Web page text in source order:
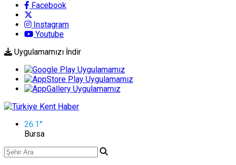
Facebook
Instagram
Youtube
Uygulamamızı İndir
26.1°
Bursa